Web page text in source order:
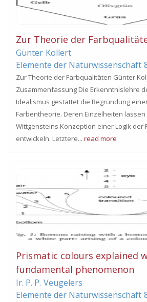
Zur Theorie der
Günter Kollert
Elemente der Naturwissenschaft
Zur Theorie der Farbqualitäten Günter
Zusammenfassung Die Erkenntnislehre
Idealismus gestattet die Begründung
Farbentheorie. Deren Einzelheiten lassen
Wittgensteins Konzeption einer Logik der
entwickeln. Letztere... read more
Prismatic colours explained
fundamental phenomenon
Ir. P. P. Veugelers
Elemente der Naturwissenschaft